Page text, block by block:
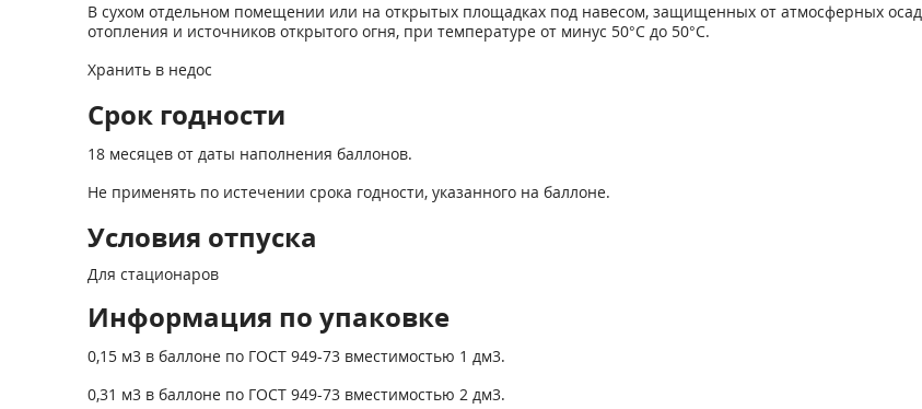
В сухом отдельном помещении или на открытых площадках под навесом, защищенных от атмосферных
отопления и источников открытого огня, при температуре от минус 50°С до 50°С.
Хранить в недос
Срок годности
18 месяцев от даты наполнения баллонов.
Не применять по истечении срока годности, указанного на баллоне.
Условия отпуска
Для стационаров
Информация по упаковке
0,15 м3в баллоне по ГОСТ 949-73 вместимостью 1 дм3.
0,31 м3 в баллоне по ГОСТ 949-73 вместимостью 2 дм3.